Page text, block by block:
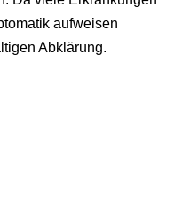
aufweisen
Abklärung.